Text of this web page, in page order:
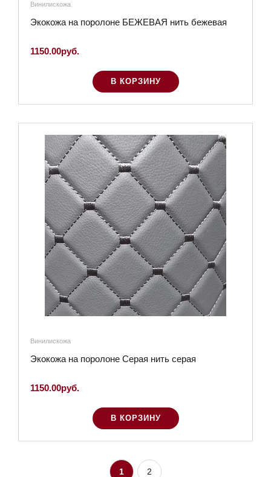
Винилискожа
Экокожа на поролоне БЕЖЕВАЯ нить бежевая
1150.00руб.
В КОРЗИНУ
Винилискожа
Экокожа на поролоне Серая нить серая
1150.00руб.
В КОРЗИНУ
1 2